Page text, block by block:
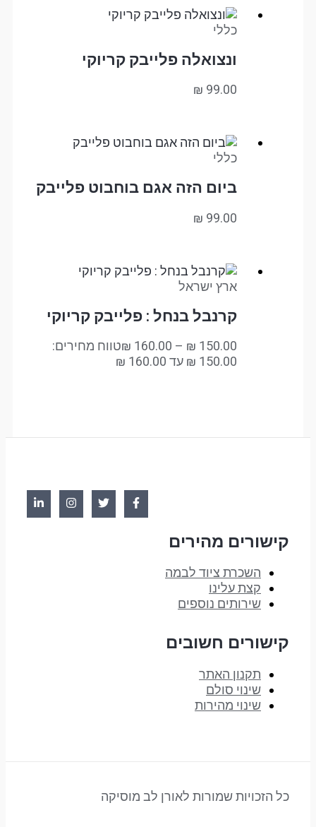
כללי
ונצואלה פלייבק קריוקי
₪ 99.00
כללי
ביום הזה אגם בוחבוט פלייבק
₪ 99.00
ארץ ישראל
קרנבל בנחל : פלייבק קריוקי
₪ 150.00
–
₪ 160.00
טווח מחירים:
קישורים מהירים
השכרת ציוד לבמה
קצת עלינו
שירותים נוספים
קישורים חשובים
תקנון האתר
שינוי סולם
שינוי מהירות
כל הזכויות שמורות לאורן לב מוסיקה